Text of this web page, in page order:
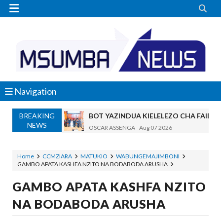
 
Navigation
BREAKING
NEWS
BOT YAZINDUA KIELELEZO CHA
OSCAR ASSENGA-Aug 07 2026
WAZIRI NANAUKA AIPONGEZA
WACHIMBAJI WADOGO NAMUNGO
OSCAR ASSENGA - Aug 07 2026
Home CCMZIARA MATUKIO
WABUNGEMAJIMBONI
GAMBO APATA KASHFA NZITO NA BODABODA ARUSHA
GAMBO APATA KASHFA NZITO
NA BODABODA ARUSHA